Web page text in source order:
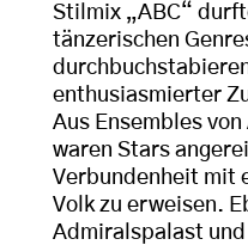
Stilmix „ABC“
tänzerischen
enthusiasmierter
Aus Ensembles
waren Stars
Verbundenheit mit
Volk zu erweisen.
Admiralspalast und